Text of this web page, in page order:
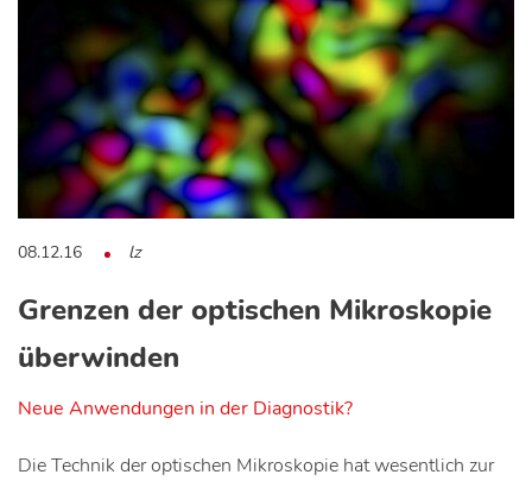
08.12.16 lz
Grenzen der optischen Mikroskopie
überwinden
Neue Anwendungen in der Diagnostik?
Die Technik der optischen Mikroskopie hat wesentlich zur